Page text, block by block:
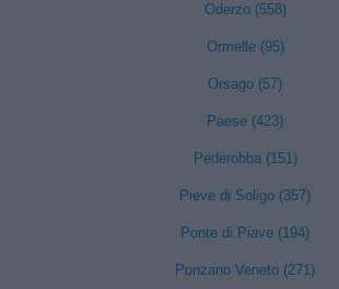
Oderzo (558)
Ormelle (95)
Orsago (57)
Paese (423)
Pederobba (151)
Pieve di Soligo (357)
Ponte di Piave (194)
Ponzano Veneto (271)